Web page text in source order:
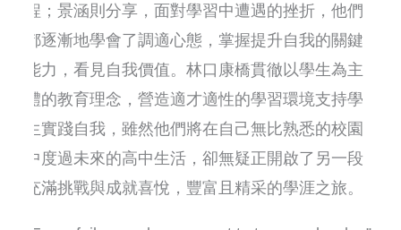
程；景涵則分享，面對學習中遭遇的挫折，他們
都逐漸地學會了調適心態，掌握提升自我的關鍵
能力，看見自我價值。林口康橋貫徹以學生為主
體的教育理念，營造適才適性的學習環境支持學
生實踐自我，雖然他們將在自己無比熟悉的校園
中度過未來的高中生活，卻無疑正開啟了另一段
充滿挑戰與成就喜悅，豐富且精采的學涯之旅。